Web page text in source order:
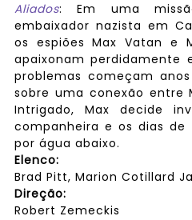
Aliados: Em uma
embaixador nazista em
os espiões Max Vatan e
apaixonam perdidamente
problemas começam
sobre uma conexão entre
Intrigado, Max decide
companheira e os dias
por água abaixo.
Elenco:
Brad Pitt, Marion Cotillard
Direção:
Robert Zemeckis